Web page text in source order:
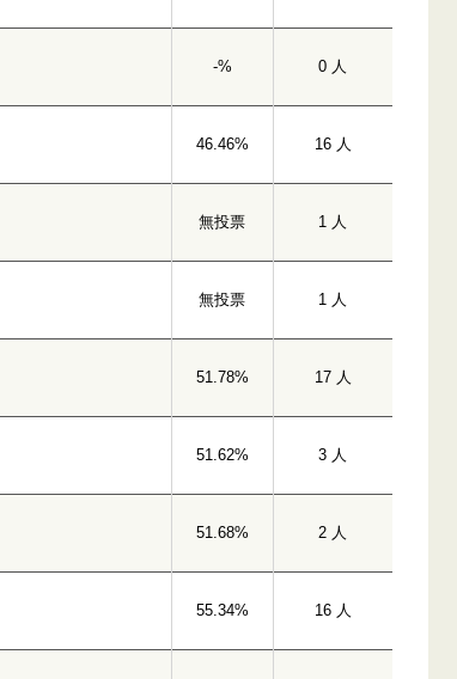
-% 0 人
46.46% 16 人
無投票 1 人
無投票 1 人
51.78% 17 人
51.62% 3 人
51.68% 2 人
55.34% 16 人